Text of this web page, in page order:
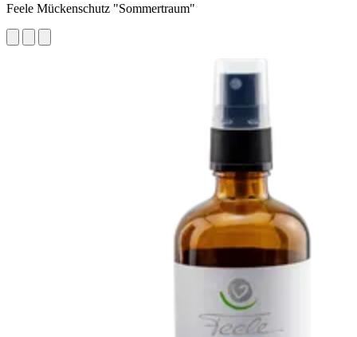
Feele Mückenschutz "Sommertraum"